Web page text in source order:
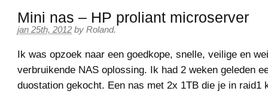
Mini nas – HP proliant microserver
jan 25th, 2012 by Roland.
Ik was opzoek naar een goedkope, snelle, veilige en
verbruikende NAS oplossing. Ik had 2 weken geleden
duostation gekocht. Een nas met 2x 1TB die je in raid1